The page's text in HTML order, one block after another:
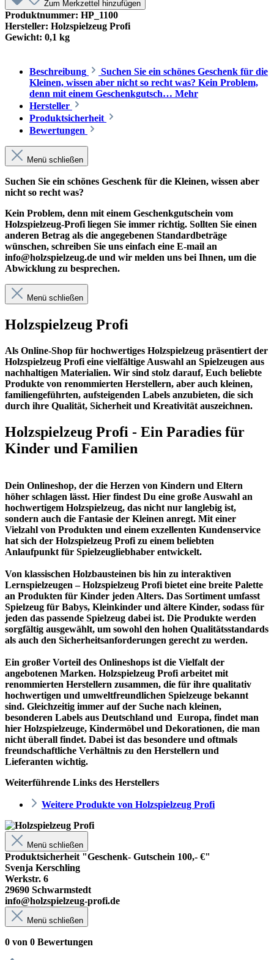
Zum Merkzettel hinzufügen
Produktnummer: HP_1100
Hersteller: Holzspielzeug Profi
Gewicht: 0,1 kg
Beschreibung
Suchen Sie ein schönes Geschenk für die
Kleinen, wissen aber nicht so recht was? Kein Problem,
denn mit einem Geschenkgutsch… Mehr
Hersteller
Produktsicherheit
Bewertungen
Menü schließen
Suchen Sie ein schönes Geschenk für die Kleinen, wissen aber
nicht so recht was?
Kein Problem, denn mit einem Geschenkgutschein vom
Holzspielzeug-Profi liegen Sie immer richtig. Sollten Sie einen
anderen Betrag als die angegebenen Standardbeträge
wünschen, schreiben Sie uns einfach eine E-mail an
info@holzspielzeug.de und wir melden uns bei Ihnen, um die
Abwicklung zu besprechen.
Menü schließen
Holzspielzeug Profi
Als Online-Shop für hochwertiges Holzspielzeug präsentiert der
Holzspielzeug Profi eine vielfältige Auswahl an Spielzeugen aus
nachhaltigen Materialien. Wir sind stolz darauf, Euch beliebte
Produkte von renommierten Herstellern, aber auch kleinen,
familiengeführten, aufsteigenden Labels anzubieten, die sich
durch ihre Qualität, Sicherheit und Kreativität auszeichnen.
Holzspielzeug Profi - Ein Paradies für
Kinder und Familien
Dein Onlineshop, der die Herzen von Kindern und Eltern
höher schlagen lässt. Hier findest Du eine große Auswahl an
hochwertigem Holzspielzeug, das nicht nur langlebig ist,
sondern auch die Fantasie der Kleinen anregt. Mit einer
Vielzahl von Produkten und einem exzellenten Kundenservice
hat sich der Holzspielzeug Profi zu einem beliebten
Anlaufpunkt für Spielzeugliebhaber entwickelt.
Von klassischen Holzbausteinen bis hin zu interaktiven
Lernspielzeugen – Holzspielzeug Profi bietet eine breite Palette
an Produkten für Kinder jeden Alters. Das Sortiment umfasst
Spielzeug für Babys, Kleinkinder und ältere Kinder, sodass für
jeden das passende Spielzeug dabei ist. Die Produkte werden
sorgfältig ausgewählt, um sowohl den hohen Qualitätsstandards
als auch den Sicherheitsanforderungen gerecht zu werden.
Ein großer Vorteil des Onlineshops ist die Vielfalt der
angebotenen Marken. Holzspielzeug Profi arbeitet mit
renommierten Herstellern zusammen, die für ihre qualitativ
hochwertigen und umweltfreundlichen Spielzeuge bekannt
sind. Gleichzeitig immer auf der Suche nach kleinen,
besonderen Labels aus Deutschland und Europa, findet man
hier Holzspielzeuge, Kindermöbel und Dekorationen, die man
nicht überall findet. Dabei ist das besondere und oftmals
freundschaftliche Verhältnis zu den Herstellern und
Lieferanten wichtig.
Weiterführende Links des Herstellers
Weitere Produkte von Holzspielzeug Profi
Menü schließen
Produktsicherheit "Geschenk- Gutschein 100,- €"
Svenja Kerschling
Werkstr. 6
29690 Schwarmstedt
info@holzspielzeug-profi.de
Menü schließen
0 von 0 Bewertungen